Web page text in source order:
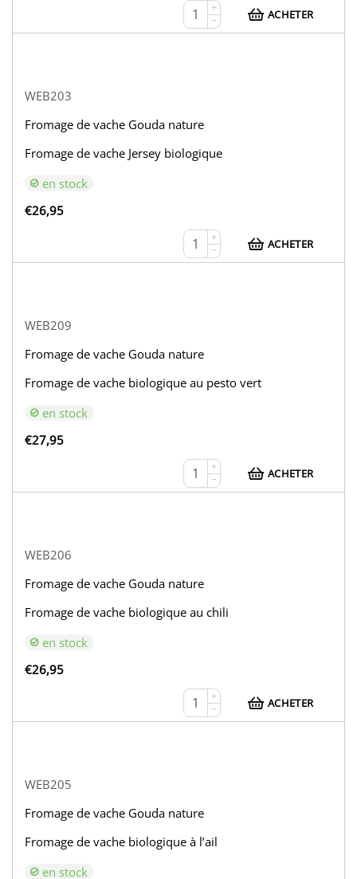
+
−
ACHETER
WEB203
Fromage de vache Gouda nature
Fromage de vache Jersey biologique
en stock
€26,95
+
−
ACHETER
WEB209
Fromage de vache Gouda nature
Fromage de vache biologique au pesto vert
en stock
€27,95
+
−
ACHETER
WEB206
Fromage de vache Gouda nature
Fromage de vache biologique au chili
en stock
€26,95
+
−
ACHETER
WEB205
Fromage de vache Gouda nature
Fromage de vache biologique à l’ail
en stock